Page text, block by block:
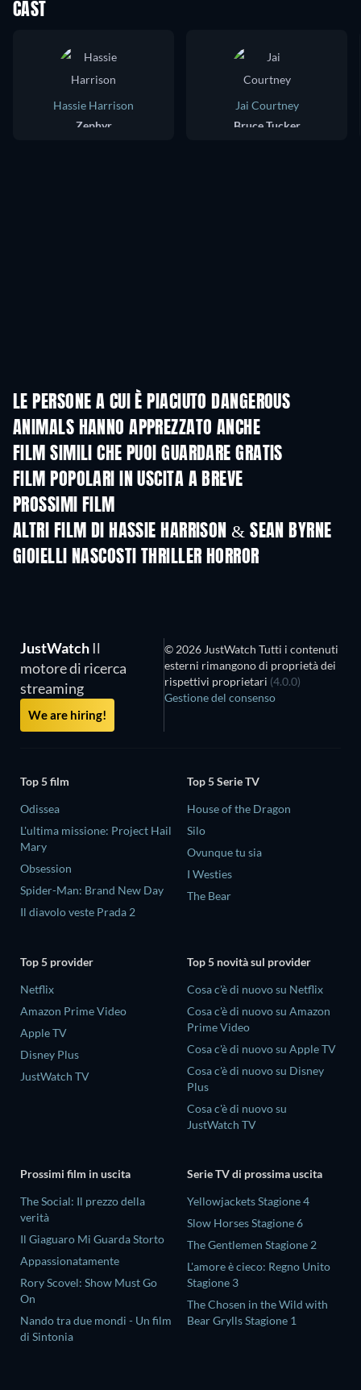
CAST
Hassie Harrison
Zephyr
Jai Courtney
Bruce Tucker
LE PERSONE A CUI È PIACIUTO DANGEROUS
ANIMALS HANNO APPREZZATO ANCHE
FILM SIMILI CHE PUOI GUARDARE GRATIS
FILM POPOLARI IN USCITA A BREVE
PROSSIMI FILM
ALTRI FILM DI HASSIE HARRISON & SEAN BYRNE
GIOIELLI NASCOSTI THRILLER HORROR
JustWatch Il
motore di ricerca
streaming
We are hiring!
© 2026 JustWatch Tutti i contenuti
esterni rimangono di proprietà dei
rispettivi proprietari (4.0.0)
Gestione del consenso
Top 5 film
Odissea
L'ultima missione: Project Hail
Mary
Obsession
Spider-Man: Brand New Day
Il diavolo veste Prada 2
Top 5 Serie TV
House of the Dragon
Silo
Ovunque tu sia
I Westies
The Bear
Top 5 provider
Netflix
Amazon Prime Video
Apple TV
Disney Plus
JustWatch TV
Top 5 novità sul provider
Cosa c'è di nuovo su Netflix
Cosa c'è di nuovo su Amazon
Prime Video
Cosa c'è di nuovo su Apple TV
Cosa c'è di nuovo su Disney
Plus
Cosa c'è di nuovo su
JustWatch TV
Prossimi film in uscita
The Social: Il prezzo della
verità
Il Giaguaro Mi Guarda Storto
Appassionatamente
Rory Scovel: Show Must Go
On
Nando tra due mondi - Un film
di Sintonia
Serie TV di prossima uscita
Yellowjackets Stagione 4
Slow Horses Stagione 6
The Gentlemen Stagione 2
L'amore è cieco: Regno Unito
Stagione 3
The Chosen in the Wild with
Bear Grylls Stagione 1